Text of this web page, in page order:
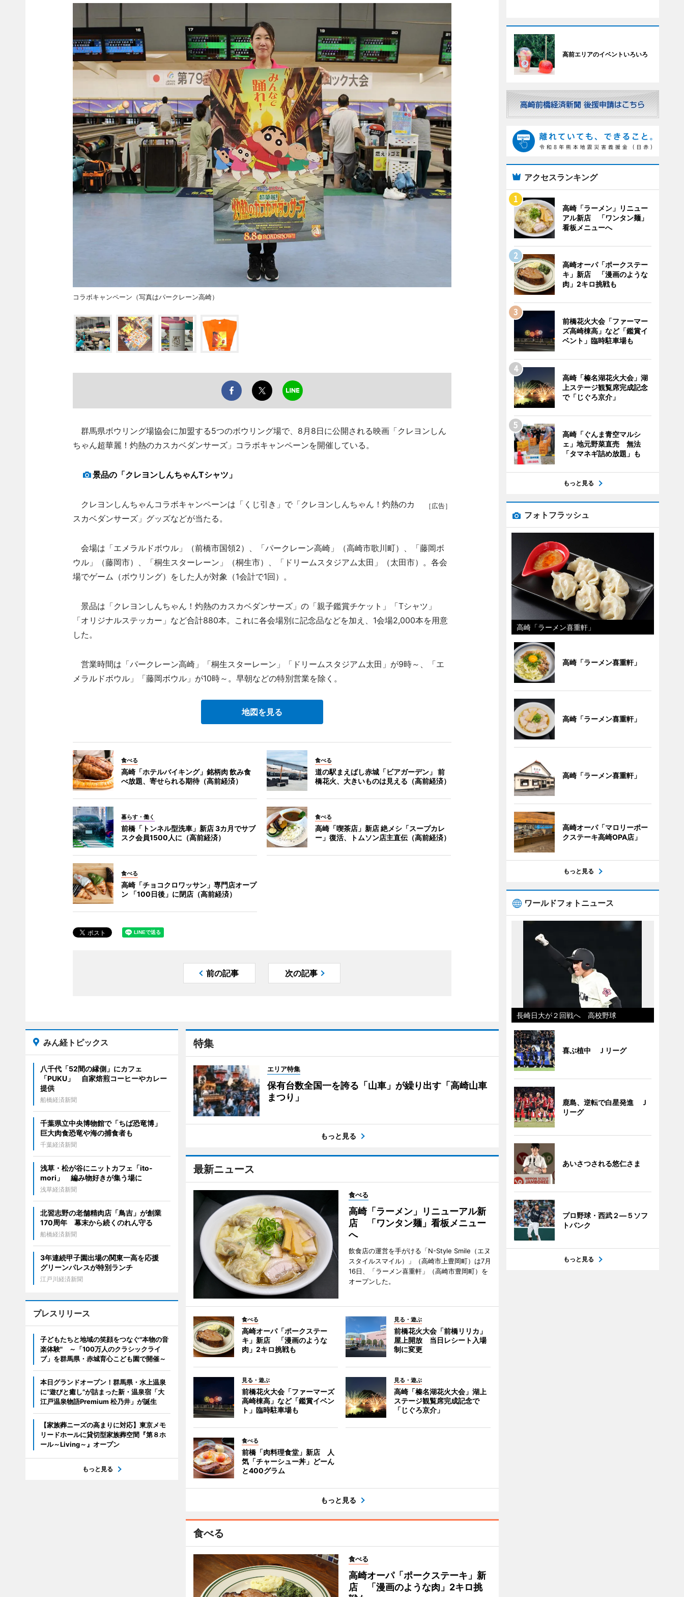
コラボキャンペーン（写真はパークレーン高崎）
群馬県ボウリング場協会に加盟する5つのボウリング場で、8月8日に公開される映画「クレヨンしん
ちゃん超華麗！灼熱のカスカベダンサーズ」コラボキャンペーンを開催している。
景品の「クレヨンしんちゃんTシャツ」
［広告］
クレヨンしんちゃんコラボキャンペーンは「くじ引き」で「クレヨンしんちゃん！灼熱のカ
スカベダンサーズ」グッズなどが当たる。
会場は「エメラルドボウル」（前橋市国領2）、「パークレーン高崎」（高崎市歌川町）、「藤岡ボ
ウル」（藤岡市）、「桐生スターレーン」（桐生市）、「ドリームスタジアム太田」（太田市）。各会
場でゲーム（ボウリング）をした人が対象（1会計で1回）。
景品は「クレヨンしんちゃん！灼熱のカスカベダンサーズ」の「親子鑑賞チケット」「Tシャツ」
「オリジナルステッカー」など合計880本。これに各会場別に記念品などを加え、1会場2,000本を用意
した。
営業時間は「パークレーン高崎」「桐生スターレーン」「ドリームスタジアム太田」が9時～、「エ
メラルドボウル」「藤岡ボウル」が10時～。早朝などの特別営業を除く。
地図を見る
食べる
高崎「ホテルバイキング」銘柄肉 飲み食
べ放題、寄せられる期待（高前経済）
食べる
道の駅まえばし赤城「ビアガーデン」 前
橋花火、大きいものは見える（高前経済）
暮らす・働く
前橋「トンネル型洗車」新店 3カ月でサブ
スク会員1500人に（高前経済）
食べる
高崎「喫茶店」新店 絶メシ「スープカレ
ー」復活、トムソン店主直伝（高前経済）
食べる
高崎「チョコクロワッサン」専門店オープ
ン 「100日後」に閉店（高前経済）
前の記事 次の記事
特集
エリア特集
保有台数全国一を誇る「山車」が繰り出す「高崎山車
まつり」
もっと見る
最新ニュース
食べる
高崎「ラーメン」リニューアル新
店 「ワンタン麺」看板メニュー
へ
飲食店の運営を手がける「N-Style Smile（エヌ
スタイルスマイル）」（高崎市上豊岡町）は7月
16日、「ラーメン喜重軒」（高崎市豊岡町）を
オープンした。
食べる
高崎オーパ「ポークステー
キ」新店 「漫画のような
肉」2キロ挑戦も
見る・遊ぶ
前橋花火大会「前橋リリカ」
屋上開放 当日レシート入場
制に変更
見る・遊ぶ
前橋花火大会「ファーマーズ
高崎棟高」など「鑑賞イベン
ト」臨時駐車場も
見る・遊ぶ
高崎「榛名湖花火大会」湖上
ステージ観覧席完成記念で
「じぐろ京介」
食べる
前橋「肉料理食堂」新店 人
気「チャーシュー丼」どーん
と400グラム
もっと見る
食べる
食べる
高崎オーパ「ポークステーキ」新
店 「漫画のような肉」2キロ挑
みん経トピックス
八千代「52間の縁側」にカフェ
「PUKU」 自家焙煎コーヒーやカレー
提供
船橋経済新聞
千葉県立中央博物館で「ちば恐竜博」
巨大肉食恐竜や海の捕食者も
千葉経済新聞
浅草・松が谷にニットカフェ「ito-
mori」 編み物好きが集う場に
浅草経済新聞
北習志野の老舗精肉店「鳥吉」が創業
170周年 幕末から続くのれん守る
船橋経済新聞
3年連続甲子園出場の関東一高を応援
グリーンパレスが特別ランチ
江戸川経済新聞
プレスリリース
子どもたちと地域の笑顔をつなぐ"本物の音
楽体験" ～「100万人のクラシックライ
ブ」を群馬県・赤城育心こども園で開催～
本日グランドオープン！群馬県・水上温泉
に“遊びと癒し”が詰まった新・温泉宿「大
江戸温泉物語Premium 松乃井」が誕生
【家族葬ニーズの高まりに対応】東京メモ
リードホールに貸切型家族葬空間『第８ホ
ール～Living～』オープン
もっと見る
高前エリアのイベントいろいろ
アクセスランキング
高崎「ラーメン」リニュー
アル新店 「ワンタン麺」
看板メニューへ
高崎オーパ「ポークステー
キ」新店 「漫画のような
肉」2キロ挑戦も
前橋花火大会「ファーマー
ズ高崎棟高」など「鑑賞イ
ベント」臨時駐車場も
高崎「榛名湖花火大会」湖
上ステージ観覧席完成記念
で「じぐろ京介」
高崎「ぐんま青空マルシ
ェ」地元野菜直売 無法
「タマネギ詰め放題」も
もっと見る
フォトフラッシュ
高崎「ラーメン喜重軒」
高崎「ラーメン喜重軒」
高崎「ラーメン喜重軒」
高崎「ラーメン喜重軒」
高崎オーパ「マロリーポー
クステーキ高崎OPA店」
もっと見る
ワールドフォトニュース
長崎日大が２回戦へ 高校野球
喜ぶ植中 Ｊリーグ
鹿島、逆転で白星発進 Ｊ
リーグ
あいさつされる悠仁さま
プロ野球・西武２―５ソフ
トバンク
もっと見る